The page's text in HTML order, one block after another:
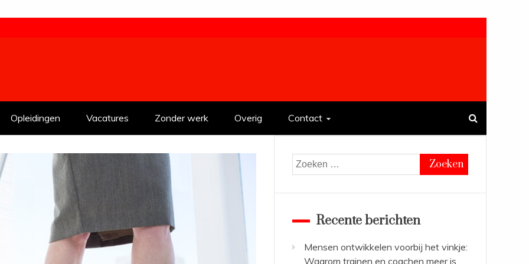
Opleidingen Vacatures Zonder werk Overig Contact
Zoeken
naar:
Recente berichten
Mensen ontwikkelen voorbij het vinkje:
Waarom trainen en coachen meer is